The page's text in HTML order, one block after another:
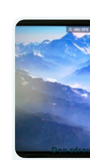
Den